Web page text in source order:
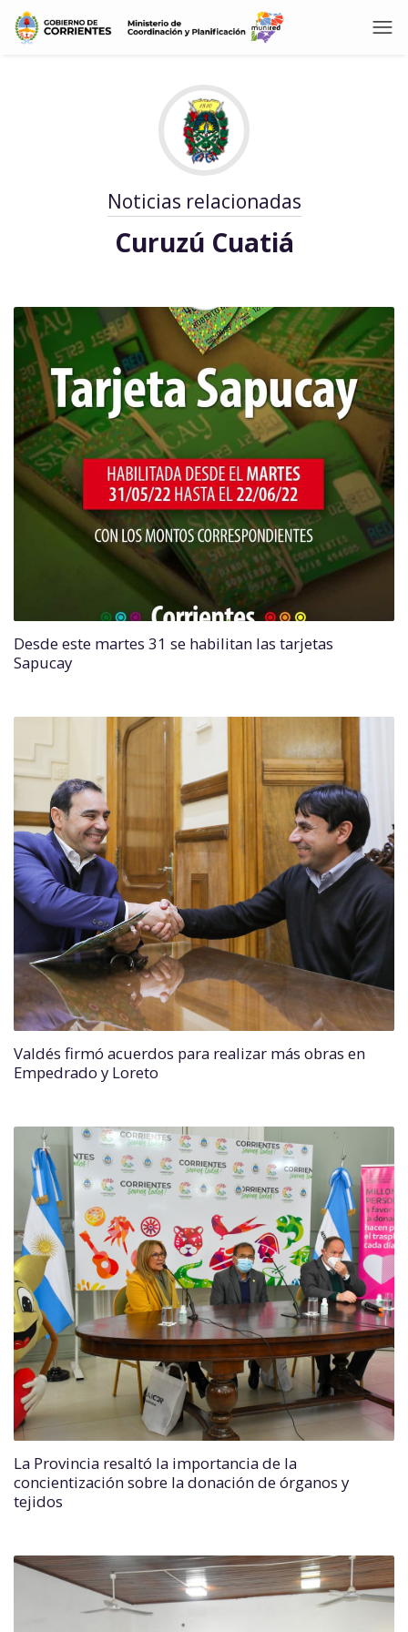
Noticias relacionadas
Curuzú Cuatiá
Desde este martes 31 se habilitan las tarjetas
Sapucay
Valdés firmó acuerdos para realizar más obras en
Empedrado y Loreto
La Provincia resaltó la importancia de la
concientización sobre la donación de órganos y
tejidos